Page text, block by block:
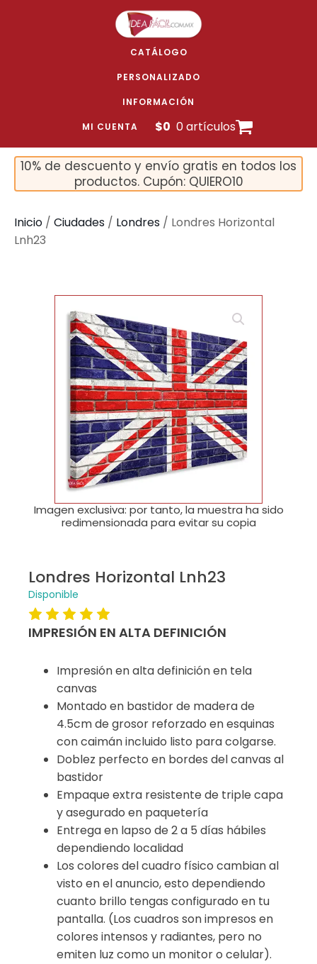
CATÁLOGO
PERSONALIZADO
INFORMACIÓN
MI CUENTA $0 0 artículos
10% de descuento y envío gratis en todos los
productos. Cupón: QUIERO10
Inicio / Ciudades / Londres / Londres Horizontal
Lnh23
🔍
Imagen exclusiva: por tanto, la muestra ha sido
redimensionada para evitar su copia
Londres Horizontal Lnh23
Disponible
IMPRESIÓN EN ALTA DEFINICIÓN
Impresión en alta definición en tela
canvas
Montado en bastidor de madera de
4.5cm de grosor reforzado en esquinas
con caimán incluido listo para colgarse.
Doblez perfecto en bordes del canvas al
bastidor
Empaque extra resistente de triple capa
y asegurado en paquetería
Entrega en lapso de 2 a 5 días hábiles
dependiendo localidad
Los colores del cuadro físico cambian al
visto en el anuncio, esto dependiendo
cuanto brillo tengas configurado en tu
pantalla. (Los cuadros son impresos en
colores intensos y radiantes, pero no
emiten luz como un monitor o celular).